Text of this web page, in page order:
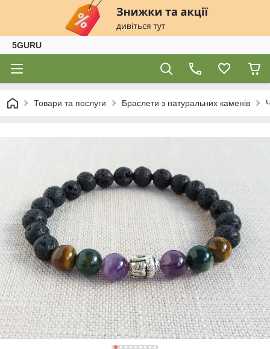
5GURU
Товари та послуги Браслети з натуральних каменів